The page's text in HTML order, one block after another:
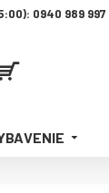
0940 989 997